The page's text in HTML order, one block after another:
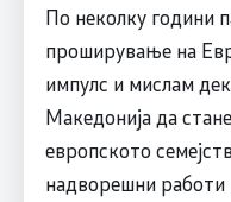
По неколку години
проширување на
импулс и мислам
Македонија да
европското
надворешни работи